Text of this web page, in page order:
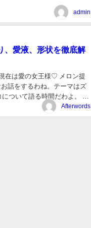
admin
、愛液、形状を徹底解
在は愛の女王様♡ メロン提
話をするわね。テーマはズ
ついて語る時間だわよ。 あ
Afterwords